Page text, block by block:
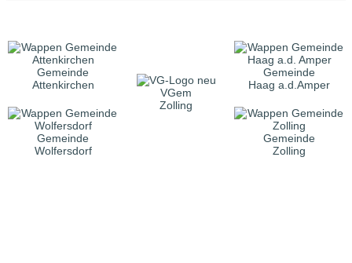
Gemeinde
Attenkirchen
VGem
Zolling
Gemeinde
Haag a.d.Amper
Gemeinde
Wolfersdorf
Gemeinde
Zolling